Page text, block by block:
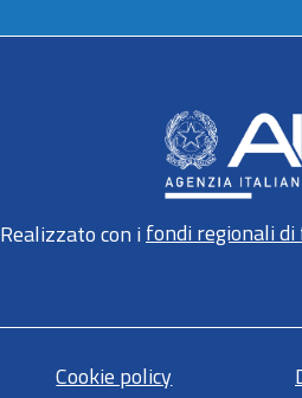
Realizzato con ifondi regionali
Cookie policy